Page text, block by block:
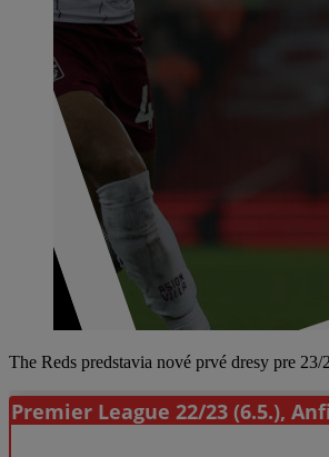
The Reds predstavia nové prvé dresy pre
Premier League 22/23 (6.5.),